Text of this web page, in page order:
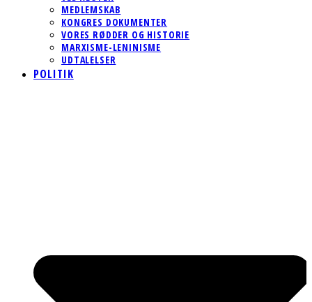
MEDLEMSKAB
KONGRES DOKUMENTER
VORES RØDDER OG HISTORIE
MARXISME-LENINISME
UDTALELSER
POLITIK